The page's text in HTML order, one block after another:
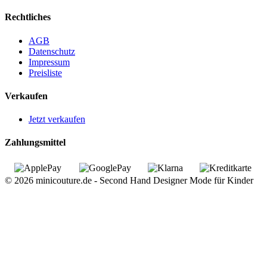
Rechtliches
AGB
Datenschutz
Impressum
Preisliste
Verkaufen
Jetzt verkaufen
Zahlungsmittel
© 2026 minicouture.de - Second Hand Designer Mode für Kinder